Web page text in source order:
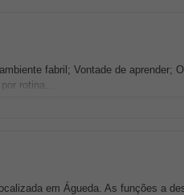
fabril; Vontade de aprender;
rotina...
em Águeda. As funções a